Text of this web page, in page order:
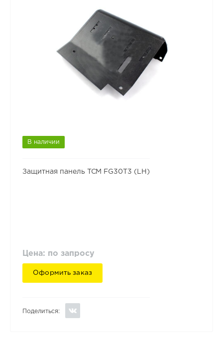
В наличии
Защитная панель TCM FG30T3 (LH)
Цена: по запросу
Оформить заказ
Поделиться: